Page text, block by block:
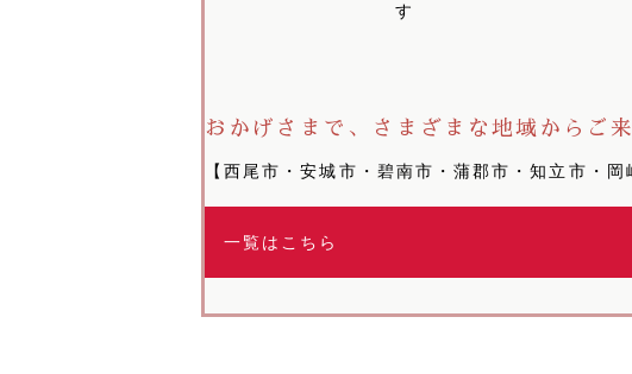
す
おかげさまで、さまざまな地域からご
【西尾市・安城市・碧南市・蒲郡市・知立市・
一覧はこちら